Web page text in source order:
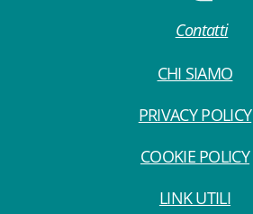
Contatti
CHI SIAMO
PRIVACY POLICY
COOKIE POLICY
LINK UTILI